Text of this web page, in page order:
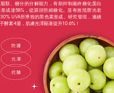
類、糖分的分解能力，有助抑制最終糖化蛋白
形成達58%，從源頭拒絕糖化。並有效抵禦光老
UVA所導致的黑色素形成。研究發現，連續
酵素4週，肌膚光澤顯著提升10.6%！